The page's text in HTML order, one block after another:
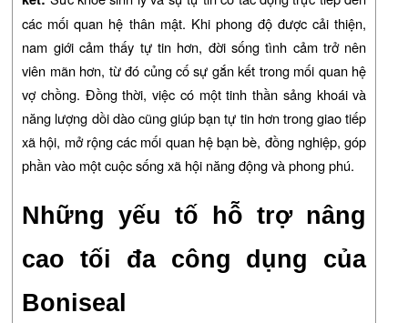
các mối quan hệ thân mật. Khi phong độ được cải thiện,
nam giới cảm thấy tự tin hơn, đời sống tình cảm trở nên
viên mãn hơn, từ đó củng cố sự gắn kết trong mối quan hệ
vợ chồng. Đồng thời, việc có một tinh thần sảng khoái và
năng lượng dồi dào cũng giúp bạn tự tin hơn trong giao tiếp
xã hội, mở rộng các mối quan hệ bạn bè, đồng nghiệp, góp
phần vào một cuộc sống xã hội năng động và phong phú.
Những yếu tố hỗ trợ nâng
cao tối đa công dụng của
Boniseal